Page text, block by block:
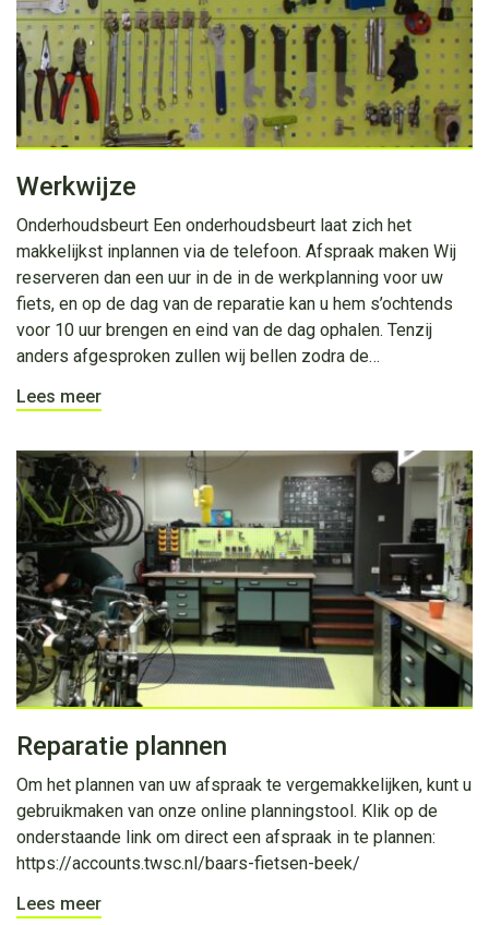
Werkwijze
Onderhoudsbeurt Een onderhoudsbeurt laat zich het
makkelijkst inplannen via de telefoon. Afspraak maken Wij
reserveren dan een uur in de in de werkplanning voor uw
fiets, en op de dag van de reparatie kan u hem s’ochtends
voor 10 uur brengen en eind van de dag ophalen. Tenzij
anders afgesproken zullen wij bellen zodra de…
Lees meer
Reparatie plannen
Om het plannen van uw afspraak te vergemakkelijken, kunt u
gebruikmaken van onze online planningstool. Klik op de
onderstaande link om direct een afspraak in te plannen:
https://accounts.twsc.nl/baars-fietsen-beek/
Lees meer